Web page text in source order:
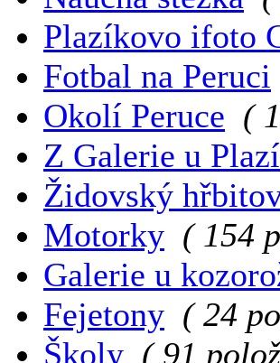
Plazíkovo ifoto
Fotbal na Peruci
Okolí Peruce (
Z Galerie u
Židovský
Motorky ( 154
Galerie u
Fejetony ( 24
Školy ( 91